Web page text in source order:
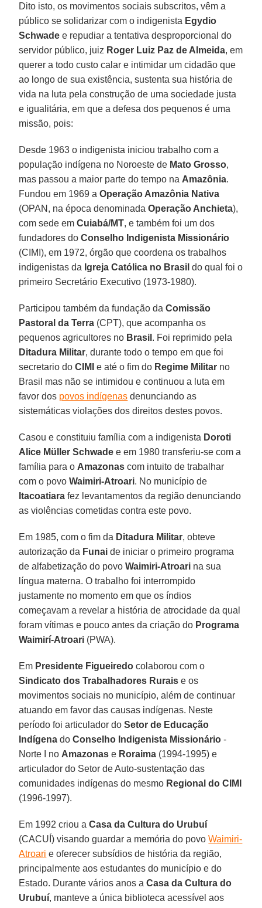
Dito isto, os movimentos sociais subscritos, vêm a
público se solidarizar com o indigenista Egydio
Schwade e repudiar a tentativa desproporcional do
servidor público, juiz Roger Luiz Paz de Almeida, em
querer a todo custo calar e intimidar um cidadão que
ao longo de sua existência, sustenta sua história de
vida na luta pela construção de uma sociedade justa
e igualitária, em que a defesa dos pequenos é uma
missão, pois:
Desde 1963 o indigenista iniciou trabalho com a
população indígena no Noroeste de Mato Grosso,
mas passou a maior parte do tempo na Amazônia.
Fundou em 1969 aOperação Amazônia Nativa
(OPAN, na época denominadaOperação Anchieta),
com sede emCuiabá/MT, e também foi um dos
fundadores doConselho Indigenista Missionário
(CIMI), em 1972, órgão que coordena os trabalhos
indigenistas da Igreja Católica no Brasil do qual foi o
primeiro Secretário Executivo (1973-1980).
Participou também da fundação daComissão
Pastoral da Terra (CPT), que acompanha os
pequenos agricultores no Brasil . Foi reprimido pela
Ditadura Militar, durante todo o tempo em que foi
secretario doCIMI e até o fim do Regime Militar no
Brasil mas não se intimidou e continuou a luta em
favor dos povos indígenas denunciando as
sistemáticas violações dos direitos destes povos.
Casou e constituiu família com a indigenista Doroti
Alice Müller Schwade e em 1980 transferiu-se com a
família para o Amazonas com intuito de trabalhar
com o povoWaimiri-Atroari. No município de
Itacoatiara fez levantamentos da região denunciando
as violências cometidas contra este povo.
Em 1985, com o fim da Ditadura Militar, obteve
autorização da Funai de iniciar o primeiro programa
de alfabetização do povoWaimiri-Atroari na sua
língua materna. O trabalho foi interrompido
justamente no momento em que os índios
começavam a revelar a história de atrocidade da qual
foram vítimas e pouco antes da criação do Programa
Waimirí-Atroari (PWA).
Em Presidente Figueiredo colaborou com o
Sindicato dos Trabalhadores Rurais e os
movimentos sociais no município, além de continuar
atuando em favor das causas indígenas. Neste
período foi articulador doSetor de Educação
Indígena doConselho Indigenista Missionário -
Norte I no Amazonas e Roraima (1994-1995) e
articulador do Setor de Auto-sustentação das
comunidades indígenas do mesmo Regional do CIMI
(1996-1997).
Em 1992 criou aCasa da Cultura do Urubuí
(CACUÍ) visando guardar a memória do povoWaimiri-
Atroari e oferecer subsídios de história da região,
principalmente aos estudantes do município e do
Estado. Durante vários anos aCasa da Cultura do
Urubuí, manteve a única biblioteca acessível aos